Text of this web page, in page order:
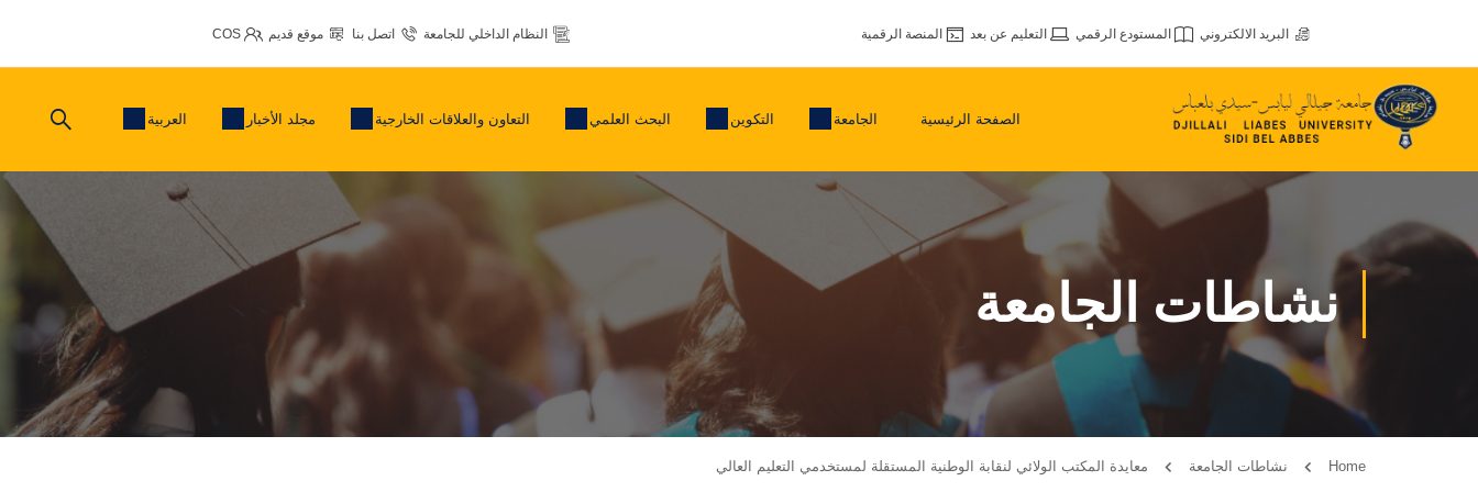
البريد الالكتروني المستودع الرقمي التعليم عن بعد المنصة الرقمية النظام الداخلي للجامعة اتصل بنا موقع قديم COS
الصفحة الرئيسية الجامعة التكوين البحث العلمي التعاون والعلاقات الخارجية مجلد الأخبار العربية
نشاطات الجامعة
Home نشاطات الجامعة معايدة المكتب الولائي لنقابة الوطنية المستقلة لمستخدمي التعليم العالي